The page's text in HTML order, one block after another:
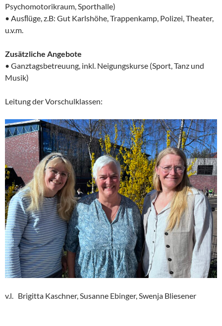
Psychomotorikraum, Sporthalle)
• Ausﬂüge, z.B: Gut Karlshöhe, Trappenkamp, Polizei, Theater,
u.v.m.
Zusätzliche Angebote
• Ganztagsbetreuung, inkl. Neigungskurse (Sport, Tanz und
Musik)
Leitung der Vorschulklassen:
v.l. Brigitta Kaschner, Susanne Ebinger, Swenja Bliesener